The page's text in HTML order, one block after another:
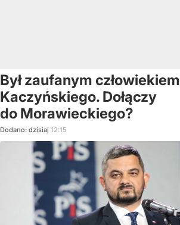
Był zaufanym człowiekiem
Kaczyńskiego. Dołączy
do Morawieckiego?
Dodano: dzisiaj 12:15